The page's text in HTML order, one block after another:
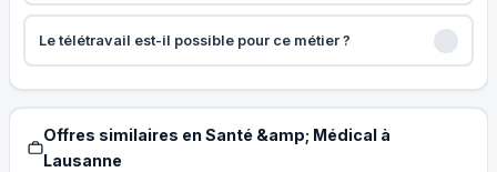
Le télétravail est-il possible pour ce métier ?
Offres similaires en Santé &amp; Médical à
Lausanne